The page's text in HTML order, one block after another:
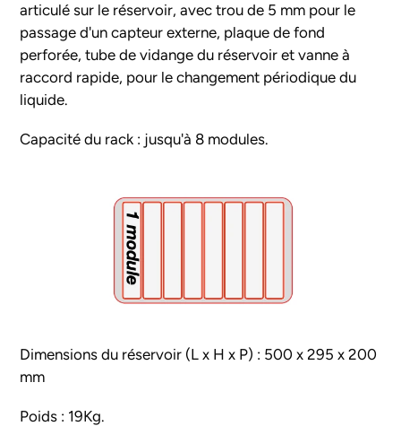
articulé sur le réservoir, avec trou de 5 mm pour le
passage d'un capteur externe, plaque de fond
perforée, tube de vidange du réservoir et vanne à
raccord rapide, pour le changement périodique du
liquide.
Capacité du rack : jusqu'à 8 modules.
Dimensions du réservoir (L x H x P) : 500 x 295 x 200
mm
Poids : 19Kg.